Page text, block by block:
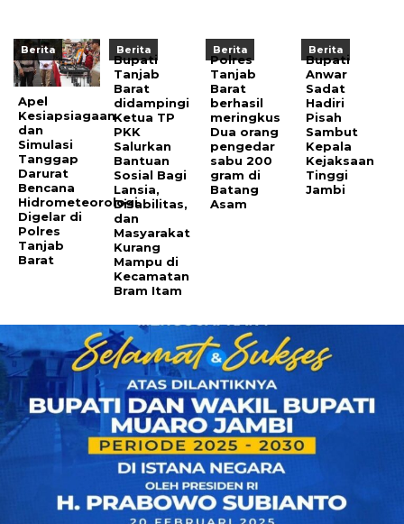
Berita
Apel
Kesiapsiagaan
dan
Simulasi
Tanggap
Darurat
Bencana
Hidrometeorologi
Digelar di
Polres
Tanjab
Barat
Berita
Bupati
Tanjab
Barat
didampingi
Ketua TP
PKK
Salurkan
Bantuan
Sosial Bagi
Lansia,
Disabilitas,
dan
Masyarakat
Kurang
Mampu di
Kecamatan
Bram Itam
Berita
Polres
Tanjab
Barat
berhasil
meringkus
Dua orang
pengedar
sabu 200
gram di
Batang
Asam
Berita
Bupati
Anwar
Sadat
Hadiri
Pisah
Sambut
Kepala
Kejaksaan
Tinggi
Jambi